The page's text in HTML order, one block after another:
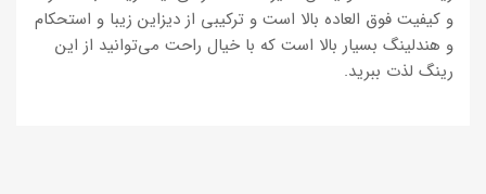
و کیفیت فوق العاده بالا است و ترکیبی از دیزاین زیبا و استحکام
و هندلینگ بسیار بالا است که با خیال راحت می‌توانید از این
رینگ لذت ببرید.